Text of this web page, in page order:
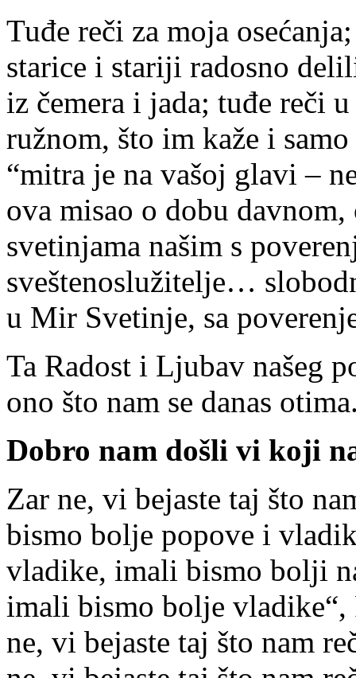
Tuđe reči za moja
starice i stariji radosno
iz čemera i jada; tuđe reči
ružnom, što im kaže i
“mitra je na vašoj glavi –
ova misao o dobu
svetinjama našim s
sveštenoslužitelje…
u Mir Svetinje, sa
Ta Radost i Ljubav našeg
ono što nam se danas
Dobro nam došli vi koji
Zar ne, vi bejaste taj što
bismo bolje popove i
vladike, imali bismo bolji
imali bismo bolje
ne, vi bejaste taj što nam